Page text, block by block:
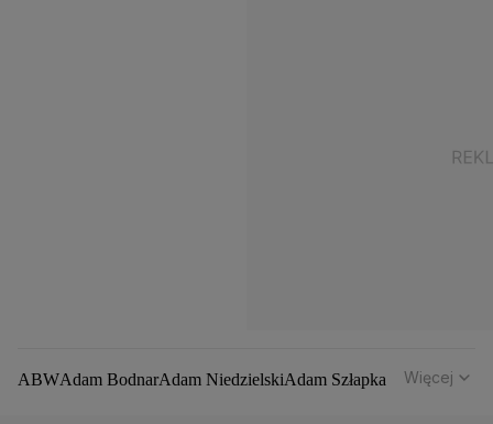
ABWAdam BodnarAdam NiedzielskiAdam Szłapka
Więcej